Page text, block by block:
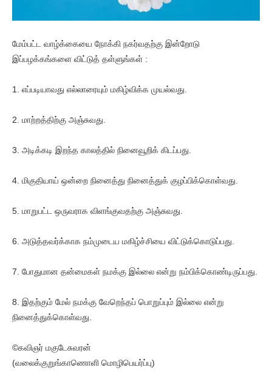
மேம்பட்ட வாழ்க்கையை நோக்கி நகர்வதற்கு இன்றோடு
இப்பழக்கங்களை விட்டுத் தள்ளுங்கள் :
1. எப்படியாவது எல்லாரையும் மகிழ்விக்க முயல்வது.
2. மாற்றத்திற்கு அஞ்சுவது.
3. அடிக்கடி இறந்த காலத்தில் நினைவூறிக் கிடப்பது.
4. மிகுதியாய் ஒன்றை நினைத்து நினைத்துக் குழப்பிக்கொள்வது.
5. மாறுபட்ட ஒருவராக விளங்குவதற்கு அஞ்சுவது.
6. அடுத்தவர்க்காக நம்முடைய மகிழ்ச்சியை விட்டுக்கொடுப்பது.
7. போதுமான தன்மைகள் நமக்கு இல்லை என்று நம்பிக்கொண்டிருப்பது.
8. இதற்கும் மேல் நமக்கு வேறெந்தப் பொறுப்பும் இல்லை என்று
நினைத்துக்கொள்வது.
©கவிஞர் மகுடேசுவரன்
(வலைக்குறுங்காணொளி மொழிபெயர்ப்பு)